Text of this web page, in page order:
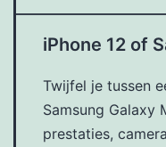
iPhone 12 of
Twijfel je tussen
Samsung Galaxy
prestaties,